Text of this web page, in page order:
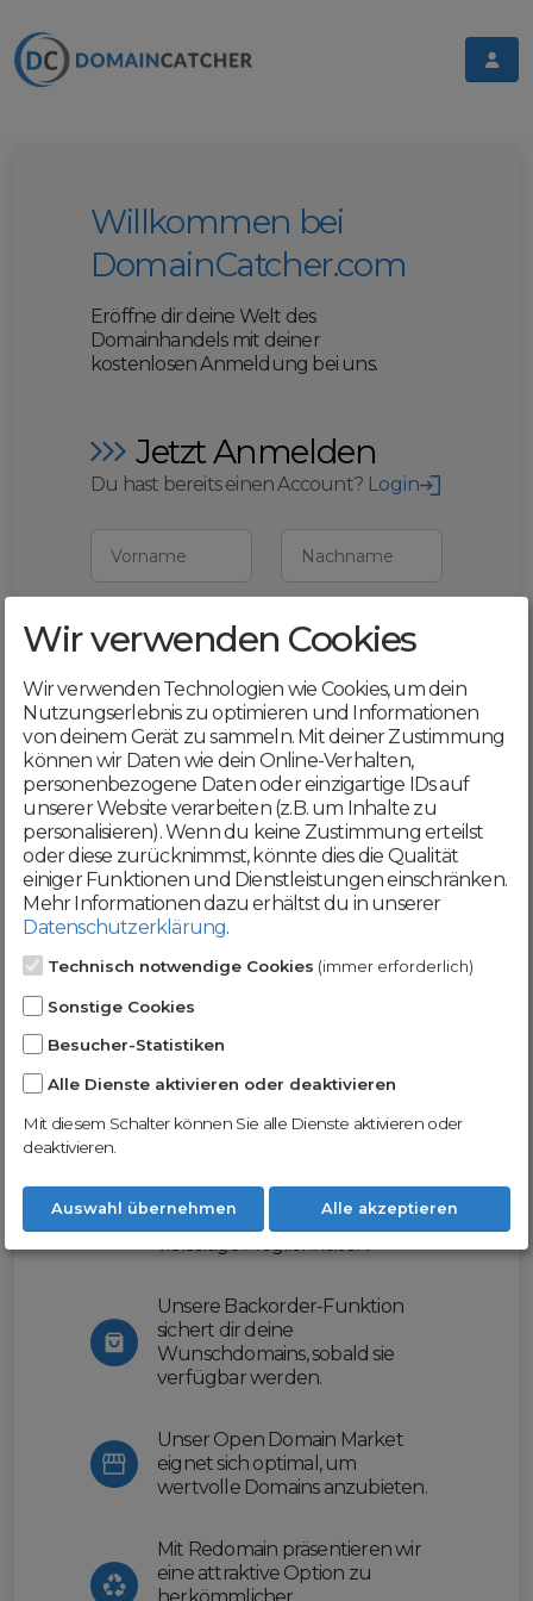
Willkommen bei
DomainCatcher.com
Eröffne dir deine Welt des
Domainhandels mit deiner
kostenlosen Anmeldung bei uns.
Jetzt Anmelden
Du hast bereits einen Account? Login
Vorname Nachname
E-Mail
Mit deiner Registrierung bestätigst du,
dass du dieAGBund
Datenschutzerklärung akzeptierst
Weiter
Werde jetzt Teil der
DomainCatcher-
Community!
Nutze unsere Erfahrung und profitiere
erleichtern wir dir den
Domainhandel und bieten dir
vielseitige Möglichkeiten.
Unsere Backorder-Funktion
sichert dir deine
Wunschdomains, sobald sie
verfügbar werden.
Unser Open Domain Market
eignet sich optimal, um
wertvolle Domains anzubieten.
Mit Redomain präsentieren wir
eine attraktive Option zu
Wir verwenden Cookies
Wir verwenden Technologien wie Cookies, um dein
Nutzungserlebnis zu optimieren und Informationen
von deinem Gerät zu sammeln. Mit deiner Zustimmung
können wir Daten wie dein Online-Verhalten,
personenbezogene Daten oder einzigartige IDs auf
unserer Website verarbeiten (z.B. um Inhalte zu
personalisieren). Wenn du keine Zustimmung erteilst
oder diese zurücknimmst, könnte dies die Qualität
einiger Funktionen und Dienstleistungen einschränken.
Mehr Informationen dazu erhältst du in unserer
Datenschutzerklärung.
Technisch notwendige Cookies (immer erforderlich)
Sonstige Cookies
Besucher-Statistiken
Alle Dienste aktivieren oder deaktivieren
Mit diesem Schalter können Sie alle Dienste aktivieren oder
deaktivieren.
Auswahl übernehmen Alle akzeptieren